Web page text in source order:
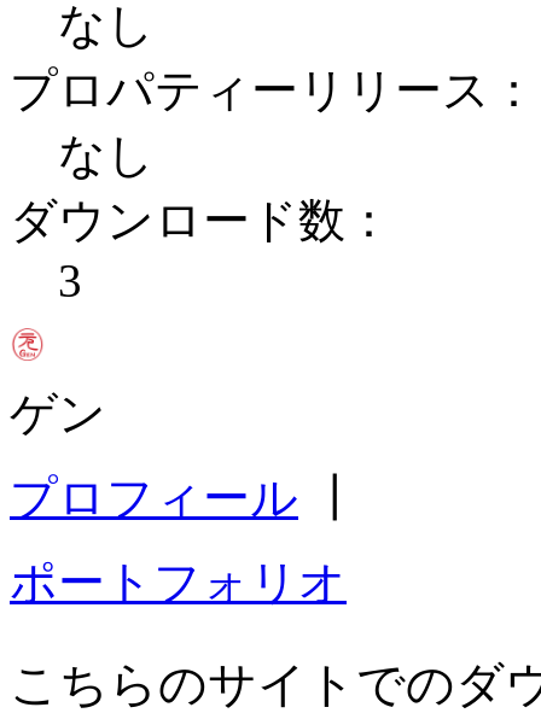
なし
プロパティーリリース：
なし
ダウンロード数：
3
ゲン
プロフィール
ポートフォリオ
こちらのサイトでのダ